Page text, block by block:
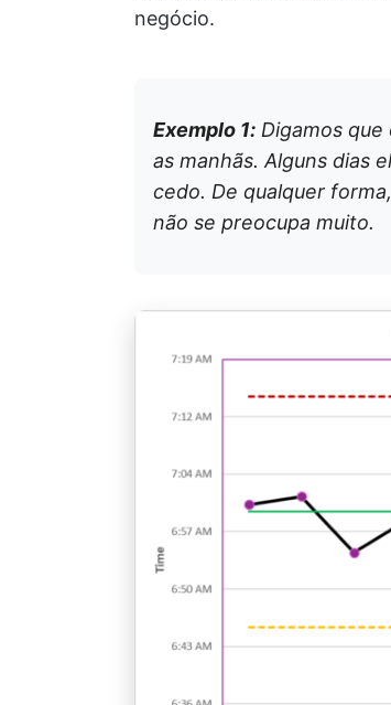
negócio.
Exemplo 1: Digamos
as manhãs. Alguns dias
cedo. De qualquer
não se preocupa muito.